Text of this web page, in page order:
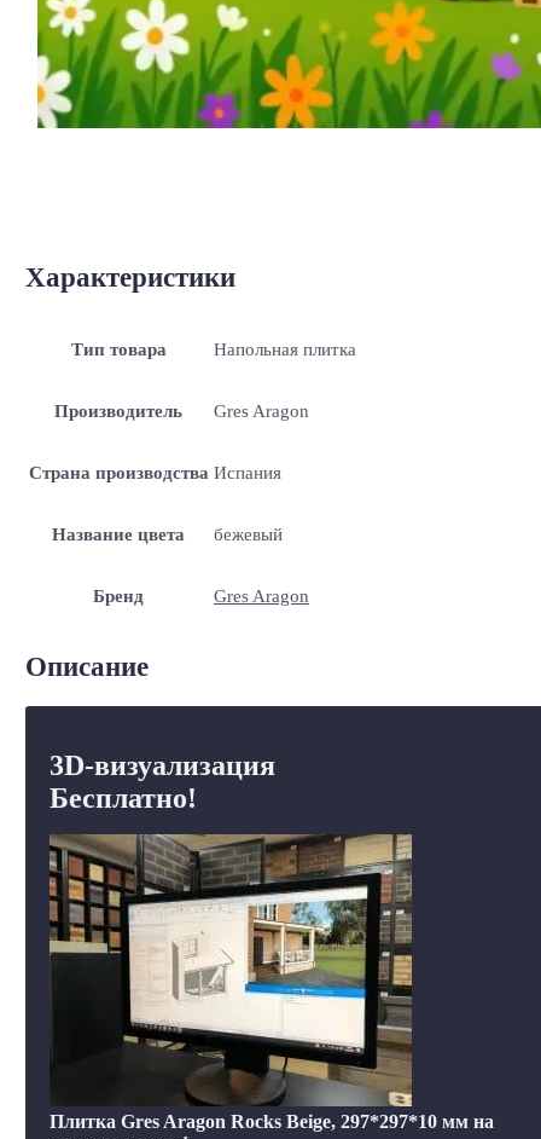
Характеристики
Тип товара Напольная плитка
Производитель Gres Aragon
Страна производства Испания
Название цвета бежевый
Бренд Gres Aragon
Описание
3D-визуализация
Бесплатно!
Плитка Gres Aragon Rocks Beige, 297*297*10 мм на